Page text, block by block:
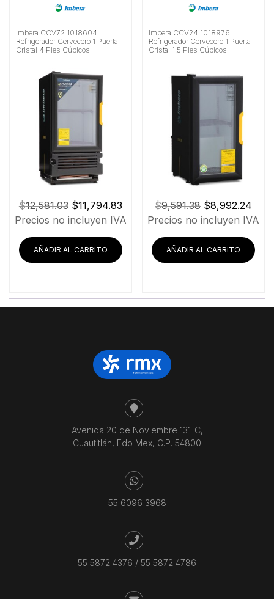
Imbera CCV72 1018604
Refrigerador Cervecero 1 Puerta
Cristal 4 Pies Cúbicos
$12,581.03 El
precio
era:
$12,581.03.
$11,794.83El
precio
es:
$11,794.83.
Precios no incluyen IVA
AÑADIR AL CARRITO
Imbera CCV24 1018976
Refrigerador Cervecero 1 Puerta
Cristal 1.5 Pies Cúbicos
$9,591.38 El
precio
era:
$9,591.38.
$8,992.24
es:
Precios no incluyen IVA
AÑADIR AL CARRITO
Avenida 20 de Noviembre 131-C,
Cuautitlán, Edo Mex, C.P. 54800
55 6096 3968
55 5872 4376 / 55 5872 4786